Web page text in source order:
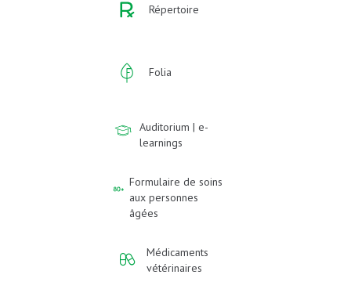
Répertoire
Folia
Auditorium | e-
learnings
Formulaire de soins
aux personnes
âgées
Médicaments
vétérinaires